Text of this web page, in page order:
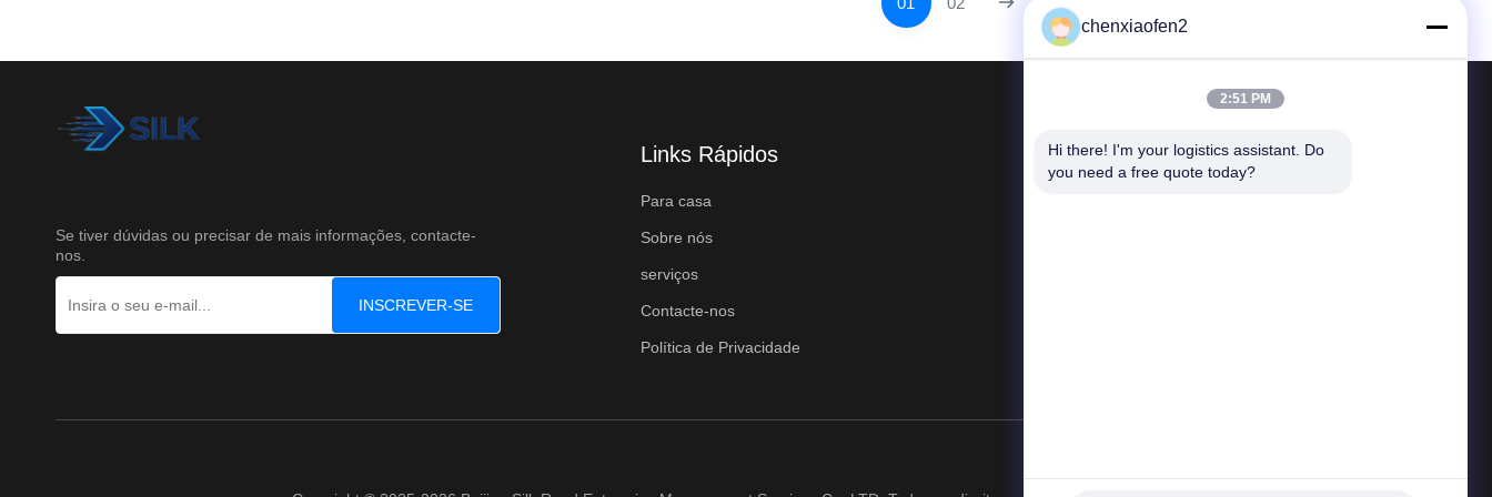
Se tiver dúvidas ou precisar de mais informações, contacte-
nos.
INSCREVER-SE
Links Rápidos
Para casa
Sobre nós
serviços
Contacte-nos
Política de Privacidade
Contacte-nos
chenxiaofen2
2:51 PM
Hi there! I'm your logistics assistant. Do
you need a free quote today?